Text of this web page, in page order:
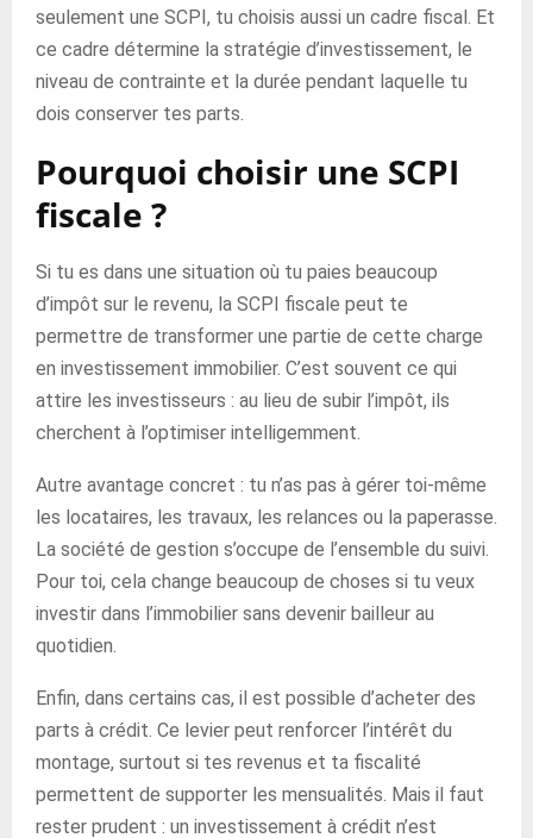
seulement une SCPI, tu choisis aussi un cadre fiscal. Et
ce cadre détermine la stratégie d’investissement, le
niveau de contrainte et la durée pendant laquelle tu
dois conserver tes parts.
Pourquoi choisir une SCPI
fiscale ?
Si tu es dans une situation où tu paies beaucoup
d’impôt sur le revenu, la SCPI fiscale peut te
permettre de transformer une partie de cette charge
en investissement immobilier. C’est souvent ce qui
attire les investisseurs : au lieu de subir l’impôt, ils
cherchent à l’optimiser intelligemment.
Autre avantage concret : tu n’as pas à gérer toi-même
les locataires, les travaux, les relances ou la paperasse.
La société de gestion s’occupe de l’ensemble du suivi.
Pour toi, cela change beaucoup de choses si tu veux
investir dans l’immobilier sans devenir bailleur au
quotidien.
Enfin, dans certains cas, il est possible d’acheter des
parts à crédit. Ce levier peut renforcer l’intérêt du
montage, surtout si tes revenus et ta fiscalité
permettent de supporter les mensualités. Mais il faut
rester prudent : un investissement à crédit n’est